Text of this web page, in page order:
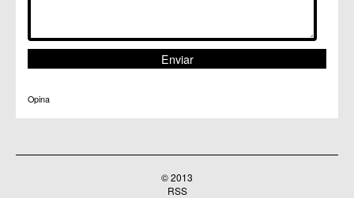
Opina
© 2013
RSS